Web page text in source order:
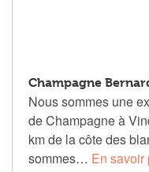
Champagne
Nous sommes une
de Champagne à
km de la côte des
sommes… En savoir